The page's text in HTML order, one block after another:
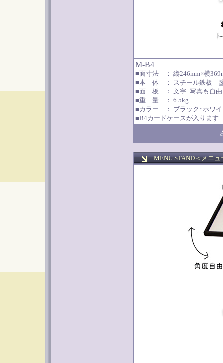
M-B4
■面寸法 ： 縦246mm×横
■本 体 ： スチール鉄板
■面 板 ： 文字･写真も自由
■重 量 ： 6.5kg
■カラー ： ブラック･ホワイ
■B4カードケースが入ります
MENU STAND＜メニュ